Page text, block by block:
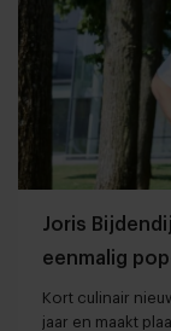
Joris
eenmalig
Kort culinair
jaar en maakt